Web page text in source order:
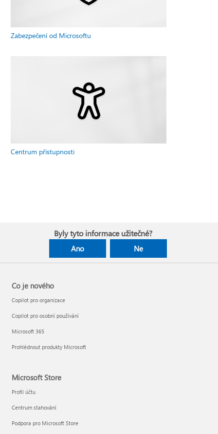
Zabezpečení od Microsoftu
Centrum přístupnosti
Byly tyto informace užitečné?
Ano Ne
Co je nového
Copilot pro organizace
Copilot pro osobní používání
Microsoft 365
Prohlédnout produkty Microsoft
Microsoft Store
Profil účtu
Centrum stahování
Podpora pro Microsoft Store